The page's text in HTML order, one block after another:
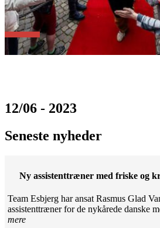
12/06 - 2023
Seneste nyheder
Ny assistenttræner med friske og
Team Esbjerg har ansat Rasmus Glad
assistenttræner for de nykårede danske
mere